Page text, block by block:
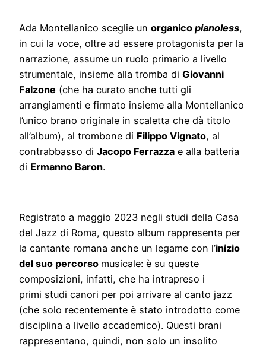
Ada Montellanico sceglie un organico pianoless,
in cui la voce, oltre ad essere protagonista per la
narrazione, assume un ruolo primario a livello
strumentale, insieme alla tromba di Giovanni
Falzone (che ha curato anche tutti gli
arrangiamenti e firmato insieme alla Montellanico
l’unico brano originale in scaletta che dà titolo
all’album), al trombone di Filippo Vignato, al
contrabbasso di Jacopo Ferrazza e alla batteria
di Ermanno Baron.
Registrato a maggio 2023 negli studi della Casa
del Jazz di Roma, questo album rappresenta per
la cantante romana anche un legame con l’inizio
del suo percorso musicale: è su queste
composizioni, infatti, che ha intrapreso i
primi studi canori per poi arrivare al canto jazz
(che solo recentemente è stato introdotto come
disciplina a livello accademico). Questi brani
rappresentano, quindi, non solo un insolito